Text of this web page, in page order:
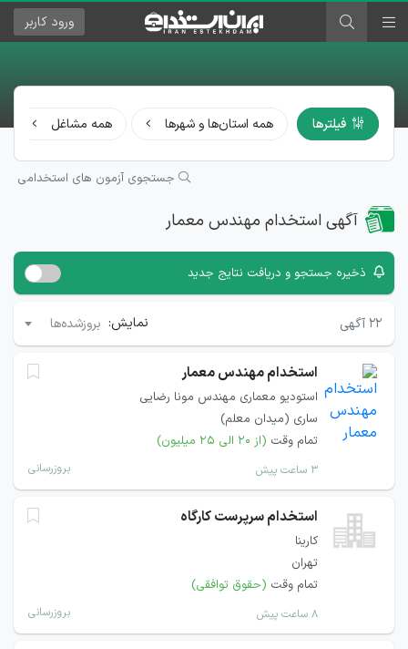
ورود کاربر
فیلترها همه استان‌ها و شهرها همه مشاغل
جستجوی آزمون های استخدامی
آگهی استخدام مهندس معمار
ذخیره جستجو و دریافت نتایج جدید
۲۲ آگهی نمایش: بروزشده‌ها
استخدام مهندس معمار
استوديو معماری مهندس مونا رضايی
ساری (میدان معلم)
تمام وقت (از ۲۰ الی ۲۵ میلیون)
۳ ساعت پیش بروزرسانی
استخدام سرپرست کارگاه
کارینا
تهران
تمام وقت (حقوق توافقی)
۸ ساعت پیش بروزرسانی